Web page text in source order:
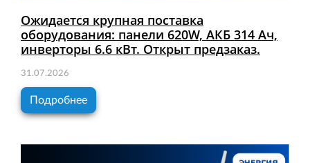
Ожидается крупная поставка
оборудования: панели 620W, АКБ 314 Ач,
инверторы 6.6 кВт. Открыт предзаказ.
31.07.2026
Подробнее